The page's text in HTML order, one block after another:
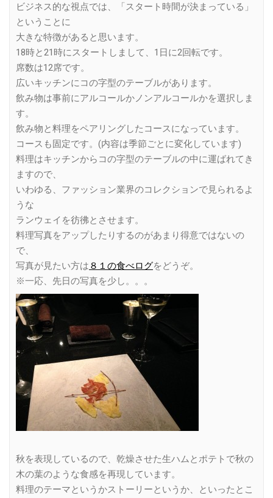
ビジネス的な視点では、「スタート時間が決まっている」
ということに
大きな特徴があると思います。
18時と21時にスタートしまして、1日に2回転です。
席数は12席です。
広いキッチンにコの字型のテーブルがあります。
飲み物は事前にアルコールかノンアルコールかを選択しま
す。
飲み物と料理をペアリングしたコースになっています。
コースも固定です。(内容は季節ごとに変化しています)
料理はキッチンからコの字型のテーブルの中に運ばれてき
ますので、
いわゆる、ファッション業界のコレクションで見られるよ
うな
ランウェイを彷彿とさせます。
料理写真をアップしたりするのがあまり得意ではないの
で、
写真が見たい方は ８１の食べログをどうぞ。
※一応、先日の写真を少し。。。
秋を表現しているので、乾燥させた生ハムとポテトで秋の
木の葉のような食感を再現しています。
料理のテーマというかストーリーというか、といったとこ